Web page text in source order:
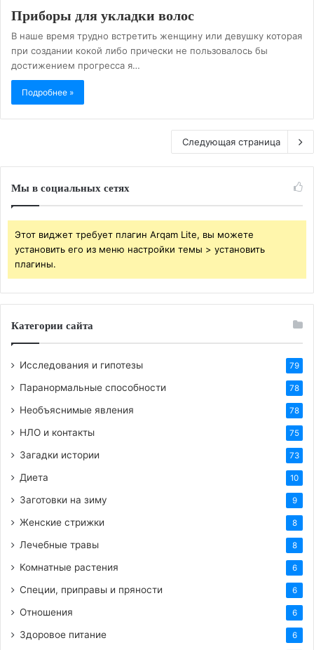
Приборы для укладки волос
В наше время трудно встретить женщину или девушку которая
при создании кокой либо прически не пользовалось бы
достижением прогресса я…
Подробнее »
Следующая страница
Мы в социальных сетях
Этот виджет требует плагин Arqam Lite, вы можете
установить его из меню настройки темы > установить
плагины.
Категории сайта
Исследования и гипотезы 79
Паранормальные способности 78
Необъяснимые явления 78
НЛО и контакты 75
Загадки истории 73
Диета 10
Заготовки на зиму 9
Женские стрижки 8
Лечебные травы 8
Комнатные растения 6
Специи, приправы и пряности 6
Отношения 6
Здоровое питание 6